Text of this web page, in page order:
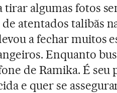
tirar algumas fotos
atentados talibãs
a fechar muitos
Enquanto
de Ramika. É seu
e quer se